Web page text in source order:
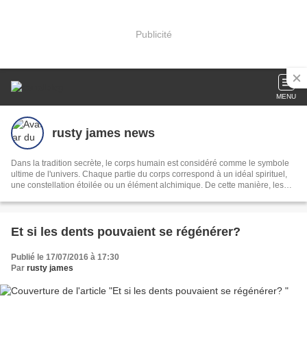
Publicité
MENU
rusty james news
Dans la tradition secrète, le corps humain est considéré comme le symbole
ultime de l'univers. Chaque partie du corps correspond à un idéal spirituel,
une constellation étoilée ou un élément alchimique. De cette manière, les
cette connexion, ils pouvaient influencer le monde qui les entourait,
Et si les dents pouvaient se régénérer?
Publié le 17/07/2016 à 17:30
Par rusty james